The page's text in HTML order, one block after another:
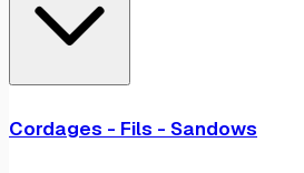
Cordages - Fils - Sandows